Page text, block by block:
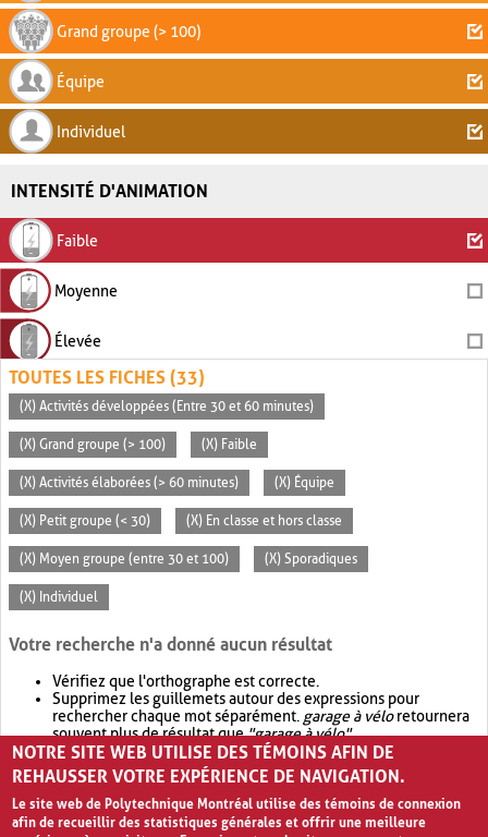
Grand groupe (> 100)
Équipe
Individuel
INTENSITÉ D'ANIMATION
Faible
Moyenne
Élevée
TOUTES LES FICHES (33)
(X) Activités développées (Entre 30 et 60 minutes)
(X) Grand groupe (> 100) (X) Faible
(X) Activités élaborées (> 60 minutes) (X) Équipe
(X) Petit groupe (< 30) (X) En classe et hors classe
(X) Moyen groupe (entre 30 et 100) (X) Sporadiques
(X) Individuel
Votre recherche n'a donné aucun résultat
Vérifiez que l'orthographe est correcte.
Supprimez les guillemets autour des expressions pour
rechercher chaque mot séparément. garage à véloretournera
souvent plus de résultat que"garage à vélo".
Envisagez d'élargir votre recherche avec OR.garage OR vélo
retournera souvent plus de résultat quegarage à vélo
NOTRE SITE WEB UTILISE DES TÉMOINS AFIN DE
REHAUSSER VOTRE EXPÉRIENCE DE NAVIGATION.
Le site web de Polytechnique Montréal utilise des témoins de connexion
afin de recueillir des statistiques générales et offrir une meilleure